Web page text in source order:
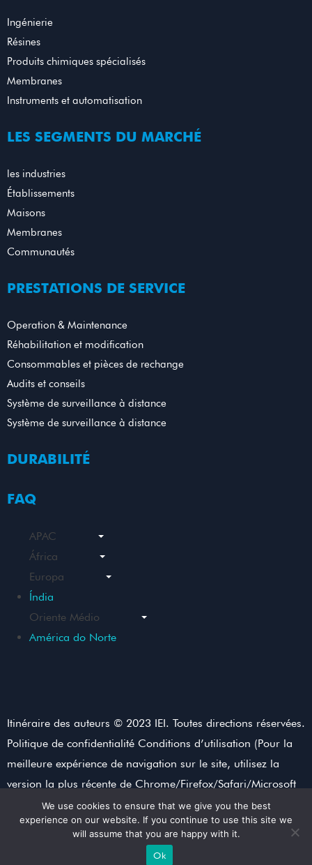
Ingénierie
Résines
Produits chimiques spécialisés
Membranes
Instruments et automatisation
LES SEGMENTS DU MARCHÉ
les industries
Établissements
Maisons
Membranes
Communautés
PRESTATIONS DE SERVICE
Operation & Maintenance
Réhabilitation et modification
Consommables et pièces de rechange
Audits et conseils
Système de surveillance à distance
Système de surveillance à distance
DURABILITÉ
FAQ
APAC
África
Europa
Índia
Oriente Médio
América do Norte
Itinéraire des auteurs © 2023 IEI. Toutes directions réservées.
Politique de confidentialité Conditions d’utilisation (Pour la
meilleure expérience de navigation sur le site, utilisez la
version la plus récente de Chrome/Firefox/Safari/Microsoft
Décentralisé par l’agence commercialisationB2B
We use cookies to ensure that we give you the best
experience on our website. If you continue to use this site we
will assume that you are happy with it.
Ok